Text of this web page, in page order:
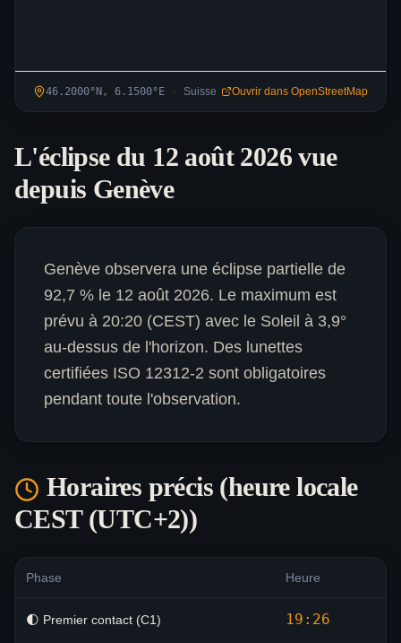
46.2000°N, 6.1500° E · Suisse Ouvrir dans OpenStreetMap
L'éclipse du 12 août 2026 vue
depuis Genève
Genève observera une éclipse partielle de
92,7 % le 12 août 2026. Le maximum est
prévu à 20:20 (CEST) avec le Soleil à 3,9°
au-dessus de l'horizon. Des lunettes
certifiées ISO 12312-2 sont obligatoires
pendant toute l'observation.
Horaires précis (heure locale
CEST (UTC+2))
Phase Heure
🌓 Premier contact (C1) 19:26